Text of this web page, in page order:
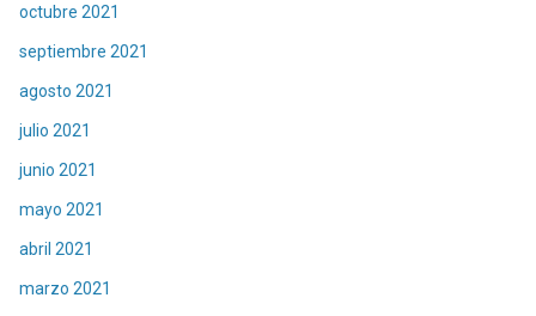
octubre 2021
septiembre 2021
agosto 2021
julio 2021
junio 2021
mayo 2021
abril 2021
marzo 2021